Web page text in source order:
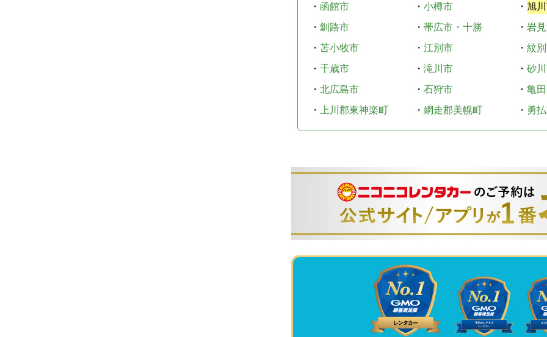
・ 函館市 ・ 小樽市 ・ 旭
・ 釧路市 ・ 帯広市・十勝 ・ 岩
・ 苫小牧市 ・ 江別市 ・ 紋
・ 千歳市 ・ 滝川市 ・ 砂
・ 北広島市 ・ 石狩市 ・ 亀
・
上川郡東神楽町 ・ 網走郡美幌町 ・ 勇